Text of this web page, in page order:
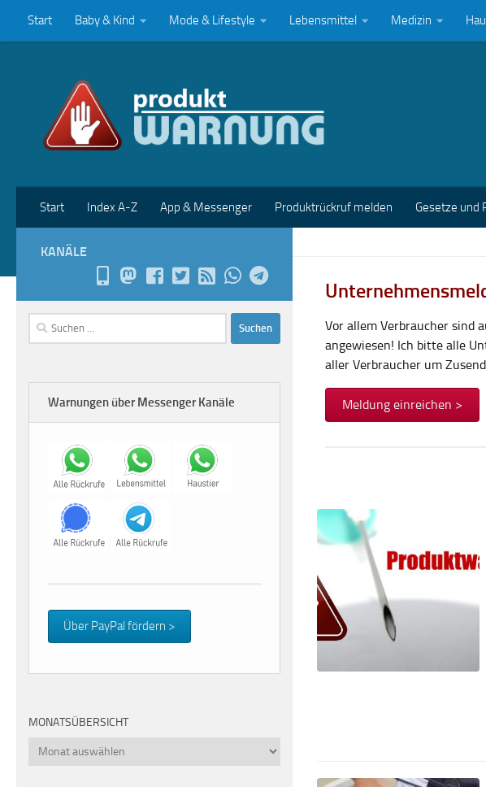
Zum Inhalt springen
Start Baby & Kind Mode & Lifestyle Lebensmittel Medizin
Start Index A-Z App & Messenger Produktrückruf melden Gesetze und
Vor allem Verbraucher sind
angewiesen! Ich bitte alle
aller Verbraucher um
Meldung einreichen >
KANÄLE
Suchen
nach:
Warnungen über Messenger Kanäle
Über PayPal fördern >
MONATSÜBERSICHT
Monatsübersicht